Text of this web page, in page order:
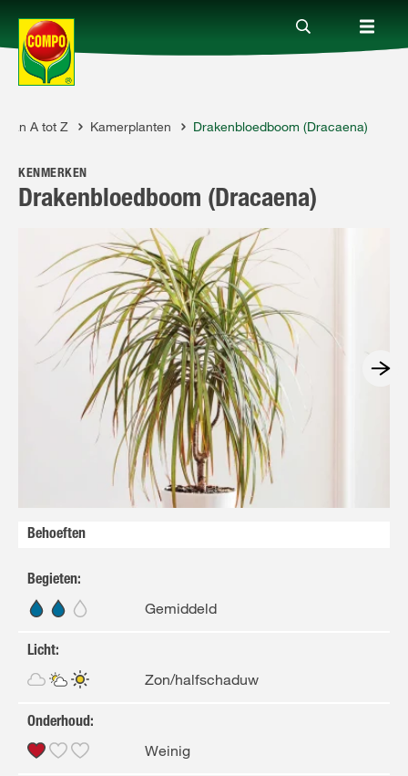
Producten
Advies
Tot je dienst
Onderneming
van A tot Z Kamerplanten Drakenbloedboom (Dracaena)
KENMERKEN
Drakenbloedboom (Dracaena)
Behoeften
Begieten:
Gemiddeld
Licht:
Zon/halfschaduw
Onderhoud:
Weinig